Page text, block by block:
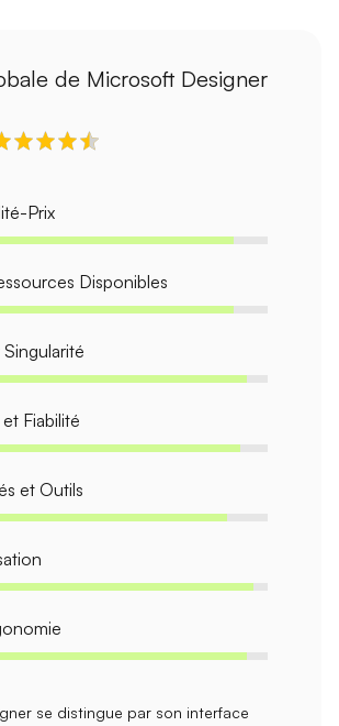
de Microsoft Designer
Prix
Disponibles
Fiabilité
et Outils
se distingue par son interface